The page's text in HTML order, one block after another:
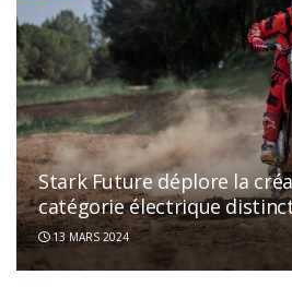
Stark Future déplore la
catégorie électrique
13 MARS 2024